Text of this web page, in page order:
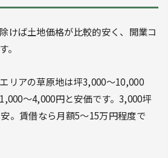
けば土地価格が比較的安く、開業コ
。
リアの草原地は坪3,000〜10,000
〜4,000円と安価です。3,000坪
。賃借なら月額5〜15万円程度で